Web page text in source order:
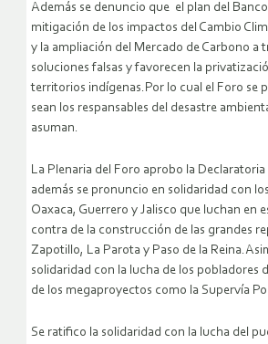
Además se denuncio que el plan del
mitigación de los impactos del Cambio
y la ampliación del Mercado de Carbono a
soluciones falsas y favorecen la
territorios indígenas.Por lo cual el Foro se
sean los respansables del desastre
asuman.
La Plenaria del Foro aprobo la
además se pronuncio en solidaridad con
Oaxaca, Guerrero y Jalisco que luchan en
contra de la construcción de las grandes
Zapotillo, La Parota y Paso de la
solidaridad con la lucha de los pobladores
de los megaproyectos como la Supervía
Se ratifico la solidaridad con la lucha del